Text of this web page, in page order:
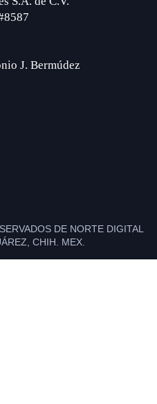
J. Bermúdez
DE NORTE DIGITAL
CHIH. MEX.